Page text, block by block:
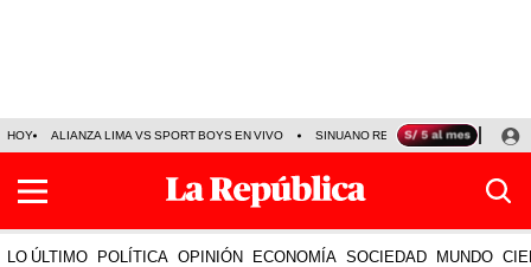
HOY ALIANZA LIMA VS SPORT BOYS EN VIVO SINUANO RESULTADOS HOY
LO ÚLTIMO POLÍTICA OPINIÓN ECONOMÍA SOCIEDAD MUNDO